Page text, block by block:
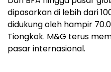
dipasarkan di lebih dari
didukung oleh hampir
Tiongkok. M&G terus
pasar internasional.